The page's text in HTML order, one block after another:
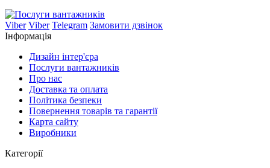
Viber Viber Telegram Замовити дзвінок
Інформація
Дизайн інтер'єра
Послуги вантажників
Про нас
Доставка та оплата
Політика безпеки
Повернення товарів та гарантії
Карта сайту
Виробники
Категорії